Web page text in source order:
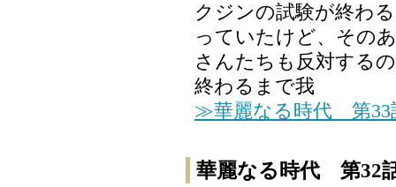
クジンの試験が終わ
っていたけど、その
さんたちも反対する
終わるまで我
≫華麗なる時代 第33
華麗なる時代 第32